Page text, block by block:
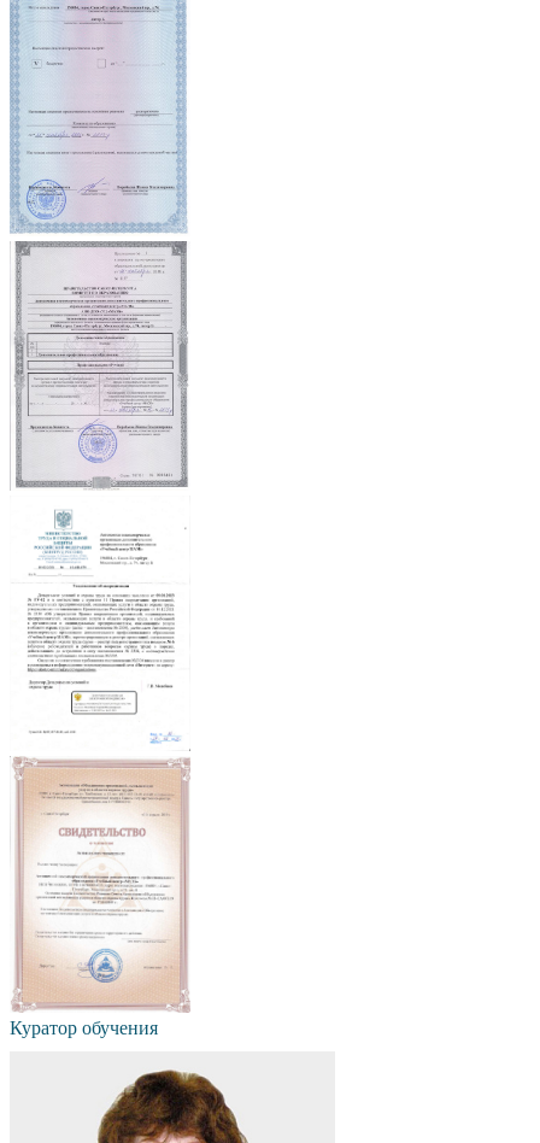
Куратор обучения